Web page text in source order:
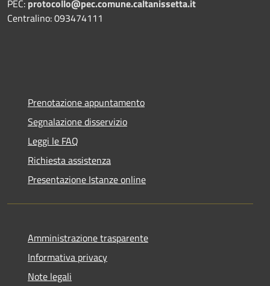
PEC: protocollo@pec.comune.caltanissetta.it
Centralino: 093474111
Prenotazione appuntamento
Segnalazione disservizio
Leggi le FAQ
Richiesta assistenza
Presentazione Istanze online
Amministrazione trasparente
Informativa privacy
Note legali